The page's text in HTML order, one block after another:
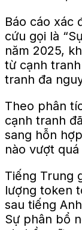
Báo cáo xác
cứu gọi là
năm 2025,
từ cạnh
tranh đa
Theo phân
cạnh tranh
sang hỗn
nào vượt quá
Tiếng Trung
lượng token
sau tiếng
Sự phân bổ